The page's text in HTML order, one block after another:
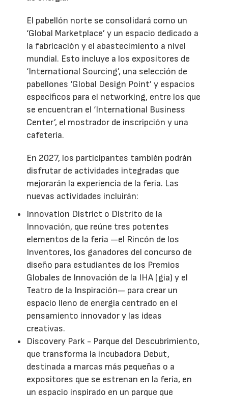
El pabellón norte se consolidará como un
‘Global Marketplace’ y un espacio dedicado a
la fabricación y el abastecimiento a nivel
mundial. Esto incluye a los expositores de
‘International Sourcing’, una selección de
pabellones ‘Global Design Point’ y espacios
específicos para el networking, entre los que
se encuentran el ‘International Business
Center’, el mostrador de inscripción y una
cafetería.
En 2027, los participantes también podrán
disfrutar de actividades integradas que
mejorarán la experiencia de la feria. Las
nuevas actividades incluirán:
Innovation District o Distrito de la
Innovación, que reúne tres potentes
elementos de la feria —el Rincón de los
Inventores, los ganadores del concurso de
diseño para estudiantes de los Premios
Globales de Innovación de la IHA (gia) y el
Teatro de la Inspiración— para crear un
espacio lleno de energía centrado en el
pensamiento innovador y las ideas
creativas.
Discovery Park - Parque del Descubrimiento,
que transforma la incubadora Debut,
destinada a marcas más pequeñas o a
expositores que se estrenan en la feria, en
un espacio inspirado en un parque que